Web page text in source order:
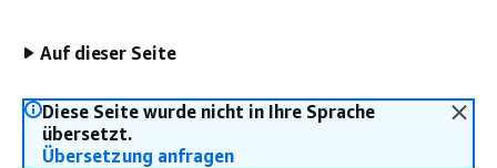
Auf dieser Seite
Diese Seite wurde nicht in Ihre Sprache
übersetzt.
Übersetzung anfragen